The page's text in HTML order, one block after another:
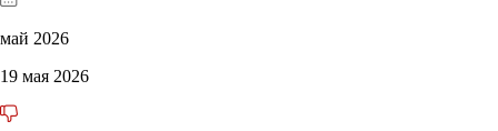
май 2026
19 мая 2026